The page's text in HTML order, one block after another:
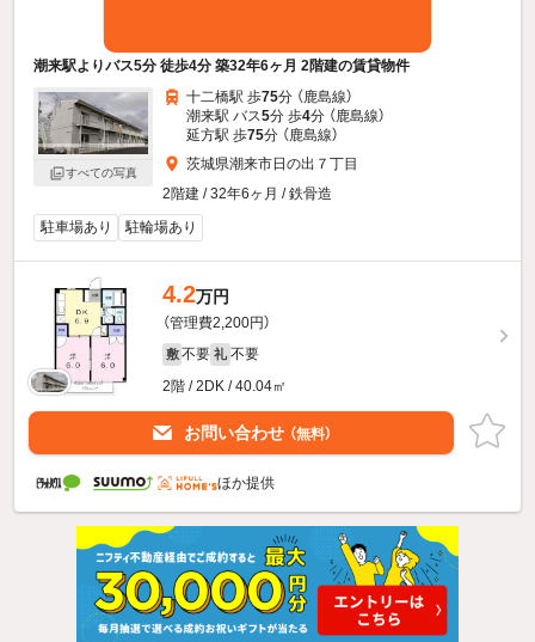
潮来駅よりバス5分 徒歩4分 築32年6ヶ月 2階建の賃貸物件
すべての写真
十二橋駅 歩75分 （鹿島線）
潮来駅 バス5分 歩4分 （鹿島線）
延方駅 歩75分 （鹿島線）
茨城県潮来市日の出７丁目
2階建 / 32年6ヶ月 / 鉄骨造
駐車場あり
駐輪場あり
4.2万円
（管理費2,200円）
敷 不要 礼 不要
2階 / 2DK / 40.04㎡
お問い合わせ （無料）
ほか提供